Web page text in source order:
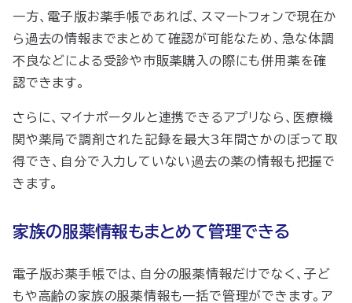
一方、電子版お薬手帳であれば、スマートフォンで現在か
ら過去の情報までまとめて確認が可能なため、急な体調
不良などによる受診や市販薬購入の際にも併用薬を確
認できます。
さらに、マイナポータルと連携できるアプリなら、医療機
関や薬局で調剤された記録を最大3年間さかのぼって取
得でき、自分で入力していない過去の薬の情報も把握で
きます。
家族の服薬情報もまとめて管理できる
電子版お薬手帳では、自分の服薬情報だけでなく、子ど
もや高齢の家族の服薬情報も一括で管理ができます。ア